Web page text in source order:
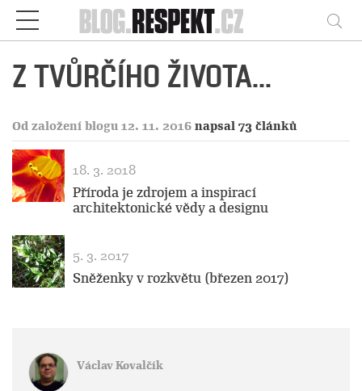
Respekt
Z TVŮRČÍHO ŽIVOTA...
Od založení blogu 12. 11. 2016 napsal 73 článků
18. 3. 2018
Příroda je zdrojem a inspirací
architektonické vědy a designu
5. 3. 2017
Sněženky v rozkvětu (březen 2017)
Václav Kovalčík